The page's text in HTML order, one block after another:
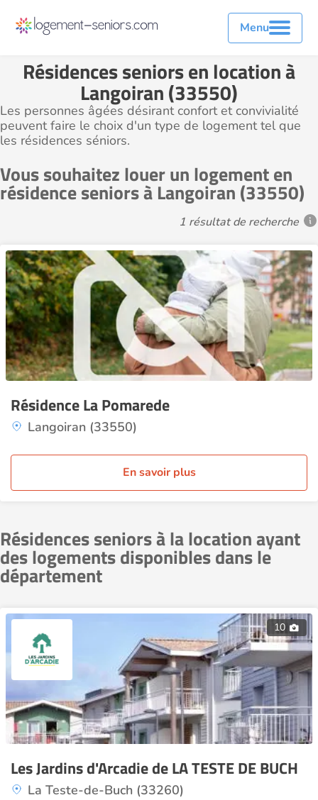
Menu
Résidences seniors en location à
Langoiran (33550)
Les personnes âgées désirant confort et convivialité
peuvent faire le choix d'un type de logement tel que
les résidences séniors.
Vous souhaitez louer un logement en
résidence seniors à Langoiran (33550)
1 résultat de recherche
Résidence La Pomarede
Langoiran (33550)
En savoir plus
Résidences seniors à la location ayant
des logements disponibles dans le
département
10
Les Jardins d'Arcadie de LA TESTE DE BUCH
La Teste-de-Buch (33260)